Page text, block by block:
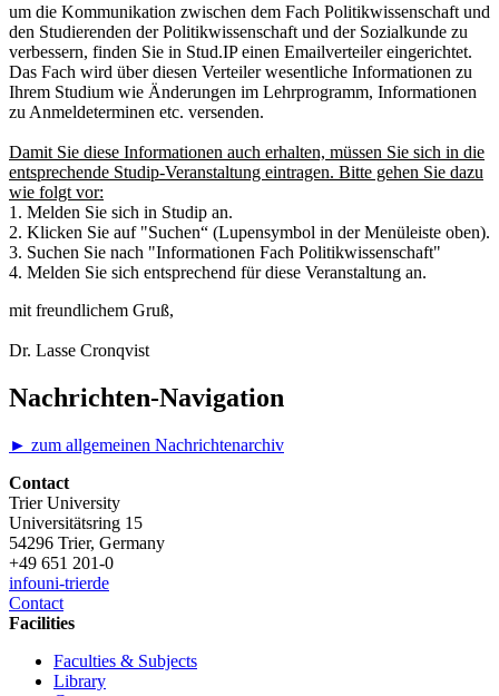
um die Kommunikation zwischen dem Fach Politikwissenschaft und
den Studierenden der Politikwissenschaft und der Sozialkunde zu
verbessern, finden Sie in Stud.IP einen Emailverteiler eingerichtet.
Das Fach wird über diesen Verteiler wesentliche Informationen zu
Ihrem Studium wie Änderungen im Lehrprogramm, Informationen
zu Anmeldeterminen etc. versenden.
Damit Sie diese Informationen auch erhalten, müssen Sie sich in die
entsprechende Studip-Veranstaltung eintragen. Bitte gehen Sie dazu
wie folgt vor:
1. Melden Sie sich in Studip an.
2. Klicken Sie auf "Suchen“ (Lupensymbol in der Menüleiste oben).
3. Suchen Sie nach "Informationen Fach Politikwissenschaft"
4. Melden Sie sich entsprechend für diese Veranstaltung an.
mit freundlichem Gruß,
Dr. Lasse Cronqvist
Nachrichten-Navigation
► zum allgemeinen Nachrichtenarchiv
Contact
Trier University
Universitätsring 15
54296 Trier, Germany
+49 651 201-0
infouni-trierde
Contact
Facilities
Faculties & Subjects
Library